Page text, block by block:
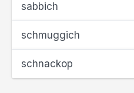
sabbich
schmuggich
schnackop